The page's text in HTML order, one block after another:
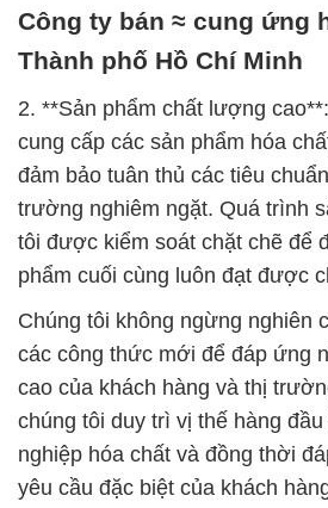
Công ty bán ≈ cung ứng
Thành phố Hồ Chí Minh
2. **Sản phẩm chất lượng
cung cấp các sản phẩm hóa
đảm bảo tuân thủ các tiêu
trường nghiêm ngặt. Quá trình
tôi được kiểm soát chặt chẽ để
phẩm cuối cùng luôn đạt được
Chúng tôi không ngừng nghiên
các công thức mới để đáp ứng
cao của khách hàng và thị
chúng tôi duy trì vị thế hàng
nghiệp hóa chất và đồng thời
yêu cầu đặc biệt của khách